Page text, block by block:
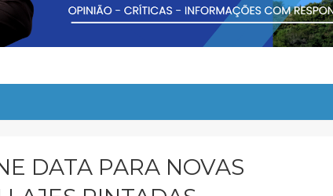
DATA PARA NOVAS